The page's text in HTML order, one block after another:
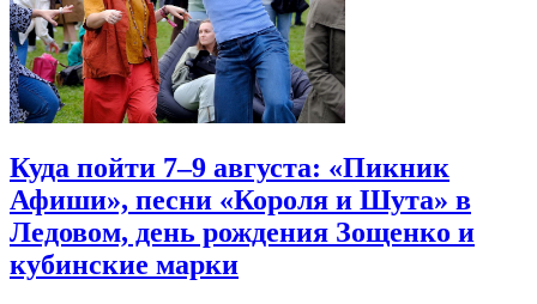
Куда пойти 7–9 августа: «Пикник
Афиши», песни «Короля и Шута» в
Ледовом, день рождения Зощенко и
кубинские марки